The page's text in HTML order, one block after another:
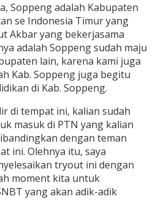
Soppeng adalah Kabupaten
se Indonesia Timur yang
Akbar yang bekerjasama
adalah Soppeng sudah maju
lain, karena kami juga
Kab. Soppeng juga begitu
di Kab. Soppeng.
di tempat ini, kalian sudah
masuk di PTN yang kalian
dengan teman
ini. Olehnya itu, saya
tryout ini dengan
moment kita untuk
yang akan adik-adik